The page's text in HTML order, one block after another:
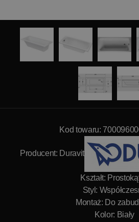
Kod towaru:
Producent: Duravit
Kształt:
Styl:
Montaż: Do
Kolor: Biały